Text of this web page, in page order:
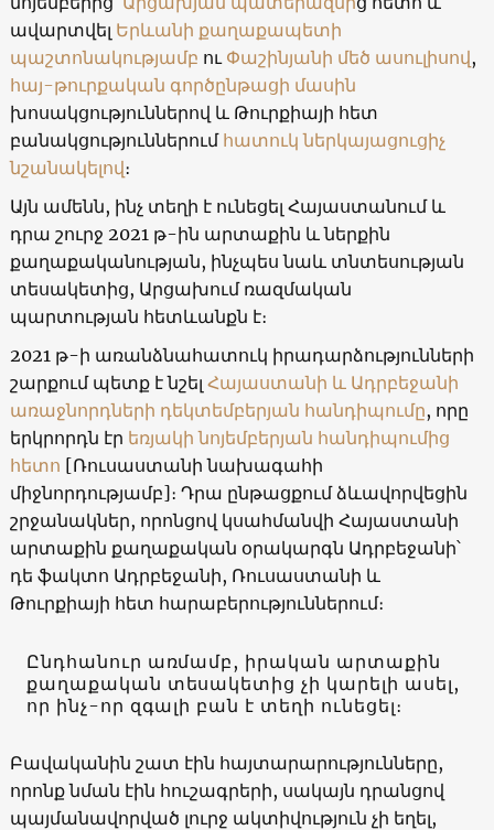
ավարտվել Երևանի քաղաքապետի
պաշտոնակությամբ ու Փաշինյանի մեծ ասուլիսով,
հայ-թուրքական գործընթացի մասին
խոսակցություններով և Թուրքիայի հետ
բանակցություններում հատուկ ներկայացուցիչ
նշանակելով։
Այն ամենն, ինչ տեղի է ունեցել Հայաստանում և
դրա շուրջ 2021 թ-ին արտաքին և ներքին
քաղաքականության, ինչպես նաև տնտեսության
տեսակետից, Արցախում ռազմական
պարտության հետևանքն է։
2021 թ-ի առանձնահատուկ իրադարձությունների
շարքում պետք է նշել Հայաստանի և Ադրբեջանի
առաջնորդների դեկտեմբերյան հանդիպումը, որը
երկրորդն էր եռյակի նոյեմբերյան հանդիպումից
հետո [Ռուսաստանի նախագահի
միջնորդությամբ]։ Դրա ընթացքում ձևավորվեցին
շրջանակներ, որոնցով կսահմանվի Հայաստանի
արտաքին քաղաքական օրակարգն Ադրբեջանի՝
դե ֆակտո Ադրբեջանի, Ռուսաստանի և
Թուրքիայի հետ հարաբերություններում։
Ընդհանուր առմամբ, իրական արտաքին
քաղաքական տեսակետից չի կարելի ասել,
որ ինչ-որ զգալի բան է տեղի ունեցել։
Բավականին շատ էին հայտարարությունները,
որոնք նման էին հուշագրերի, սակայն դրանցով
պայմանավորված լուրջ ակտիվություն չի եղել,